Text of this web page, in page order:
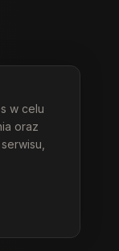
w celu
oraz